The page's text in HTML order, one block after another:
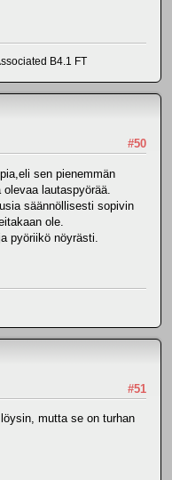
B4.1 FT
#50
sen pienemmän
lautaspyörää.
säännöllisesti sopivin
ole.
pyöriikö nöyrästi.
#51
mutta se on turhan